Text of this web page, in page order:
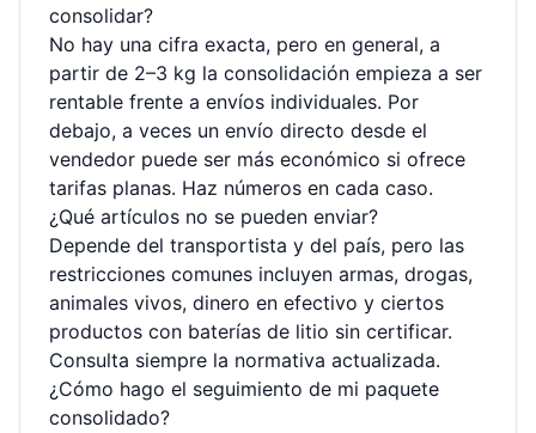
consolidar?
No hay una cifra exacta, pero en general, a
partir de 2–3 kg la consolidación empieza a ser
rentable frente a envíos individuales. Por
debajo, a veces un envío directo desde el
vendedor puede ser más económico si ofrece
tarifas planas. Haz números en cada caso.
¿Qué artículos no se pueden enviar?
Depende del transportista y del país, pero las
restricciones comunes incluyen armas, drogas,
animales vivos, dinero en efectivo y ciertos
productos con baterías de litio sin certificar.
Consulta siempre la normativa actualizada.
¿Cómo hago el seguimiento de mi paquete
consolidado?